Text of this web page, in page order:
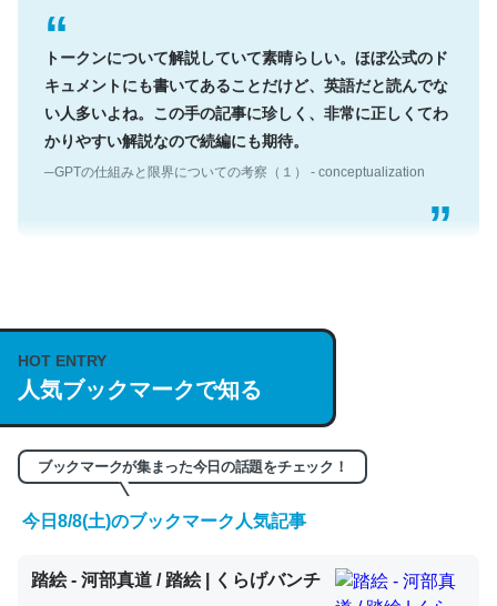
トークンについて解説していて素晴らしい。ほぼ公式のド
キュメントにも書いてあることだけど、英語だと読んでな
い人多いよね。この手の記事に珍しく、非常に正しくてわ
かりやすい解説なので続編にも期待。
─GPTの仕組みと限界についての考察（１） - conceptualization
説してる記事が少ないので貴重な良記事。/続編来た
https://isobe324649.hatenablog.com/entry/2023/03/27
/064121
─GPTの仕組みと限界についての考察（１） - conceptualization
くらい。小説でいう「ずっと前の伏線」は回収されないけ
HOT ENTRY
人気ブックマークで知る
ブックマークが集まった今日の話題をチェック！
今日8/8(土)のブックマーク人気記事
踏絵 - 河部真道 / 踏絵 | くらげバンチ